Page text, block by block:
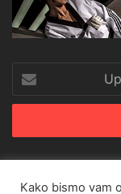
svoju
mail
Kako bismo vam